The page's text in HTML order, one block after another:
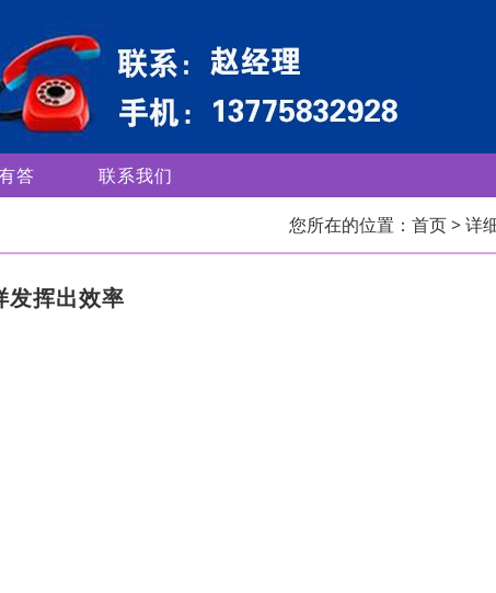
答 联系我们
您所在的位置： 首页> 详
发挥出效率